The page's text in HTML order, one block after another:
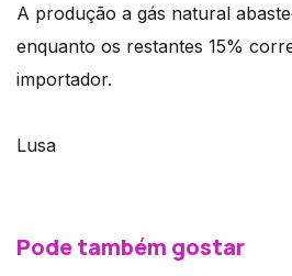
A produção a gás natural
enquanto os restantes 15%
importador.
Lusa
Pode também gostar